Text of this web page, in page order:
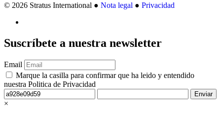
© 2026 Stratus International ● Nota legal ● Privacidad
Suscríbete a nuestra newsletter
Email
Marque la casilla para confirmar que ha leido y entendido
nuestra Politica de Privacidad
Enviar
×